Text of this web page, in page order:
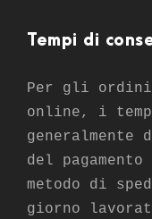
Tempi di
Per gli
online, i
del
metodo di
giorno